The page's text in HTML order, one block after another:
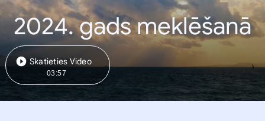
2024. gads meklēšanā
Skatieties Video
03:57